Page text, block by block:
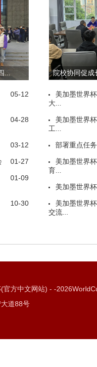
05-12
04-28
03-12
01-27
01-09
10-30
院校协同促
美加墨世界
大...
美加墨世界
工...
部署重点任
美加墨世界
育...
美加墨世界
美加墨世界
交流...
官方中文网站) - -
道88号